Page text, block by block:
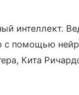
интеллект.
с помощью
Кита